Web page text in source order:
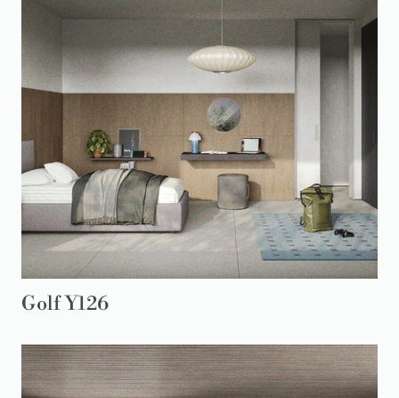
Golf Y126